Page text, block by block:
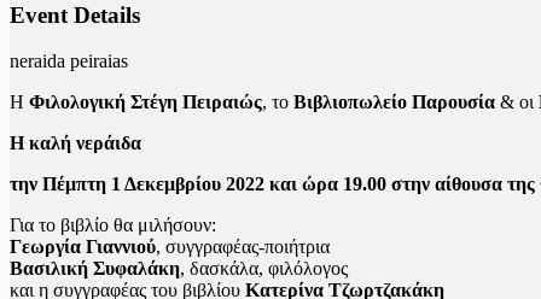
Event Details
neraida peiraias
Η Φιλολογική Στέγη Πειραιώς, το Βιβλιοπωλείο Παρουσία & οι
Η καλή νεράιδα
την Πέμπτη 1 Δεκεμβρίου 2022 και ώρα 19.00 στην αίθουσα
Για το βιβλίο θα μιλήσουν:
Γεωργία Γιαννιού, συγγραφέας-ποιήτρια
Βασιλική Συφαλάκη, δασκάλα, φιλόλογος
και η συγγραφέας του βιβλίου Κατερίνα Τζωρτζακάκη